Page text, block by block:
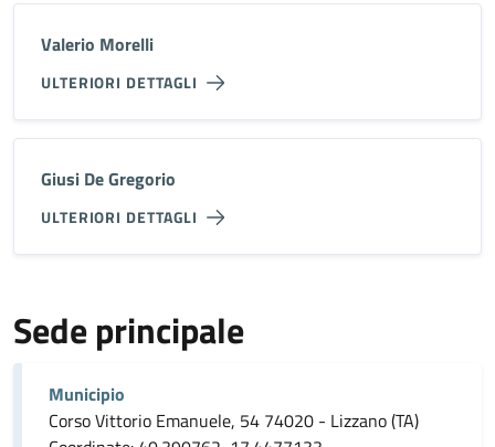
Valerio Morelli
ULTERIORI DETTAGLI
Giusi De Gregorio
ULTERIORI DETTAGLI
Sede principale
Municipio
Corso Vittorio Emanuele, 54 74020 - Lizzano (TA)